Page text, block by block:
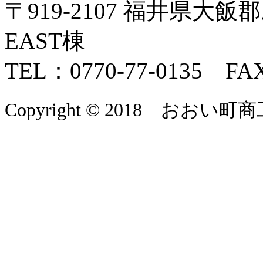
〒919-2107 福井県大飯
EAST棟
TEL：0770-77-0135
Copyright © 2018 おおい町商